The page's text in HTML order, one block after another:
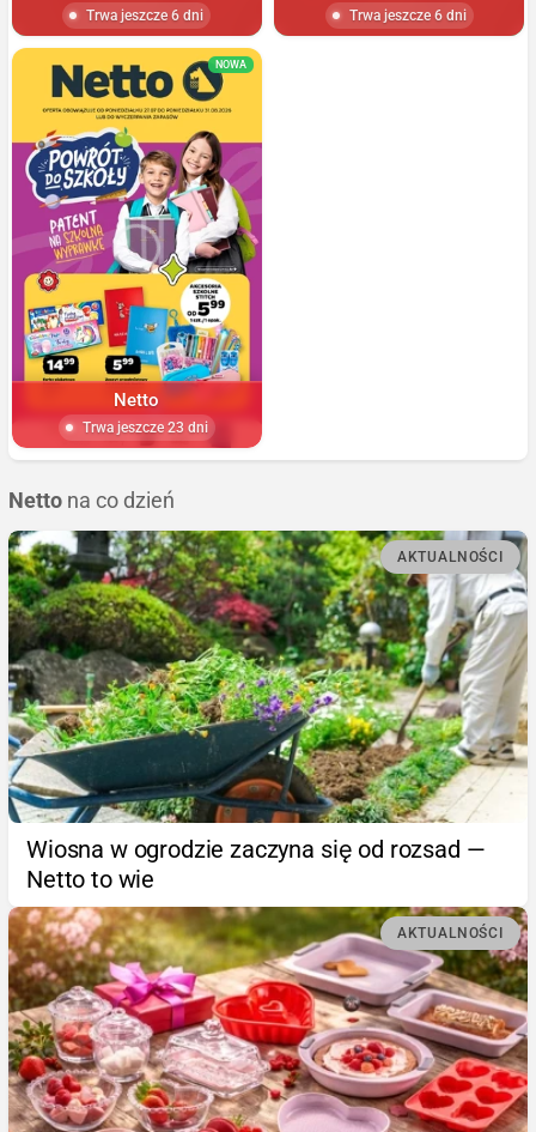
Trwa jeszcze 6 dni Trwa jeszcze 6 dni
NOWA
Netto
Trwa jeszcze 23 dni
Netto na co dzień
AKTUALNOŚCI
Wiosna w ogrodzie zaczyna się od rozsad —
Netto to wie
AKTUALNOŚCI